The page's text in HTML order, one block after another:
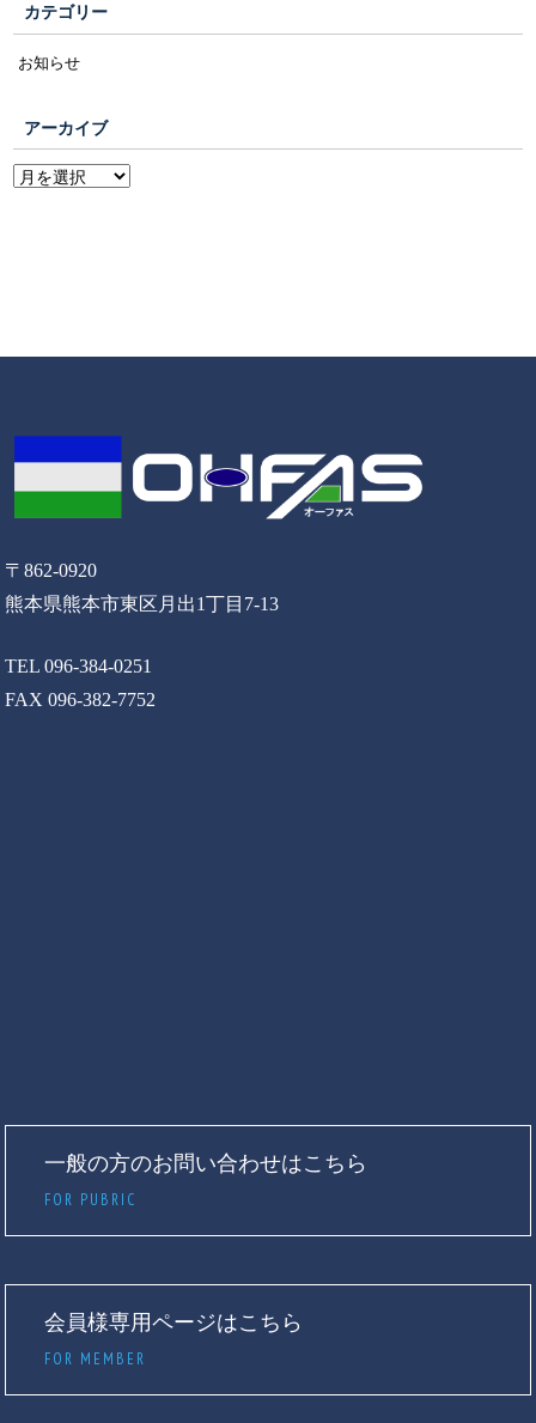
カテゴリー
お知らせ
アーカイブ
〒862-0920
熊本県熊本市東区月出1丁目7-13
TEL 096-384-0251
FAX 096-382-7752
一般の方のお問い合わせはこちら
FOR PUBRIC
会員様専用ページはこちら
FOR MEMBER